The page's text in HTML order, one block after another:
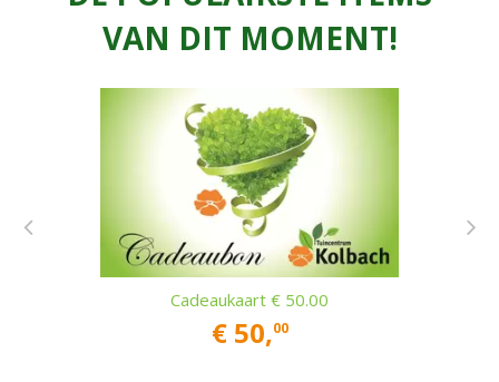
VAN DIT MOMENT!
Cadeaukaart € 50.00
€ 50,00